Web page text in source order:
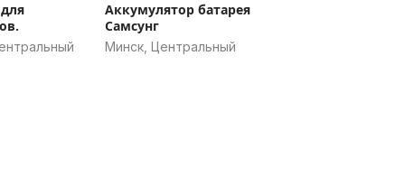
Аккумулятор батарея
Самсунг
Минск, Центральный